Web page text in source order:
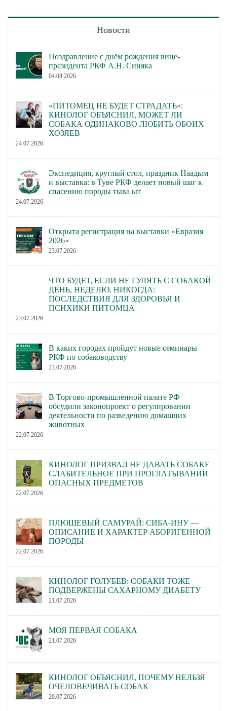
Новости
Поздравление с днём рождения вице-
президента РКФ А.Н. Синяка
04.08.2026
«ПИТОМЕЦ НЕ БУДЕТ СТРАДАТЬ»:
КИНОЛОГ ОБЪЯСНИЛ, МОЖЕТ ЛИ
СОБАКА ОДИНАКОВО ЛЮБИТЬ ОБОИХ
ХОЗЯЕВ
24.07.2026
Экспедиция, круглый стол, праздник Наадым
и выставка: в Туве РКФ делает новый шаг к
спасению породы тыва ыт
24.07.2026
Открыта регистрация на выставки «Евразия
2026»
23.07.2026
ЧТО БУДЕТ, ЕСЛИ НЕ ГУЛЯТЬ С СОБАКОЙ
ДЕНЬ, НЕДЕЛЮ, НИКОГДА:
ПОСЛЕДСТВИЯ ДЛЯ ЗДОРОВЬЯ И
ПСИХИКИ ПИТОМЦА
23.07.2026
В каких городах пройдут новые семинары
РКФ по собаководству
23.07.2026
В Торгово-промышленной палате РФ
обсудили законопроект о регулировании
деятельности по разведению домашних
животных
22.07.2026
КИНОЛОГ ПРИЗВАЛ НЕ ДАВАТЬ СОБАКЕ
СЛАБИТЕЛЬНОЕ ПРИ ПРОГЛАТЫВАНИИ
ОПАСНЫХ ПРЕДМЕТОВ
22.07.2026
ПЛЮШЕВЫЙ САМУРАЙ: СИБА-ИНУ —
ОПИСАНИЕ И ХАРАКТЕР АБОРИГЕННОЙ
ПОРОДЫ
22.07.2026
КИНОЛОГ ГОЛУБЕВ: СОБАКИ ТОЖЕ
ПОДВЕРЖЕНЫ САХАРНОМУ ДИАБЕТУ
21.07.2026
МОЯ ПЕРВАЯ СОБАКА
21.07.2026
КИНОЛОГ ОБЪЯСНИЛ, ПОЧЕМУ НЕЛЬЗЯ
ОЧЕЛОВЕЧИВАТЬ СОБАК
20.07.2026